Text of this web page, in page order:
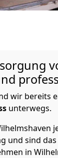
wir bereits
unterwegs.
und sind
in